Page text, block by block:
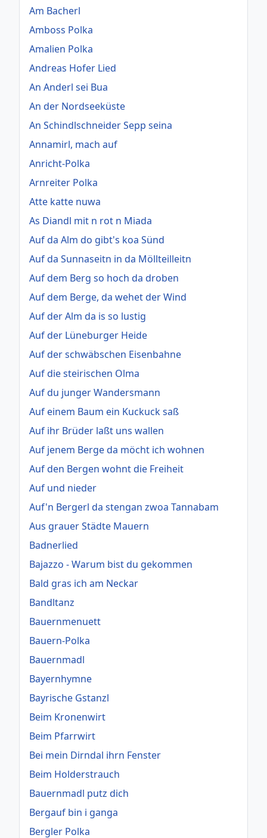
Am Bacherl
Amboss Polka
Amalien Polka
Andreas Hofer Lied
An Anderl sei Bua
An der Nordseeküste
An Schindlschneider Sepp seina
Annamirl, mach auf
Anricht-Polka
Arnreiter Polka
Atte katte nuwa
As Diandl mit n rot n Miada
Auf da Alm do gibt's koa Sünd
Auf da Sunnaseitn in da Möllteilleitn
Auf dem Berg so hoch da droben
Auf dem Berge, da wehet der Wind
Auf der Alm da is so lustig
Auf der Lüneburger Heide
Auf der schwäbschen Eisenbahne
Auf die steirischen Olma
Auf du junger Wandersmann
Auf einem Baum ein Kuckuck saß
Auf ihr Brüder laßt uns wallen
Auf jenem Berge da möcht ich wohnen
Auf den Bergen wohnt die Freiheit
Auf und nieder
Auf'n Bergerl da stengan zwoa Tannabam
Aus grauer Städte Mauern
Badnerlied
Bajazzo - Warum bist du gekommen
Bald gras ich am Neckar
Bandltanz
Bauernmenuett
Bauern-Polka
Bauernmadl
Bayernhymne
Bayrische Gstanzl
Beim Kronenwirt
Beim Pfarrwirt
Bei mein Dirndal ihrn Fenster
Beim Holderstrauch
Bauernmadl putz dich
Bergauf bin i ganga
Bergler Polka